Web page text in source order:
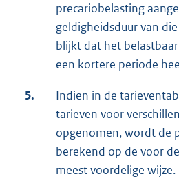
precariobelasting
geldigheidsduur van
blijkt dat het
een kortere periode
5.
Indien in de
tarieven voor
opgenomen, wordt de
berekend op de voor
meest voordelige wijze.